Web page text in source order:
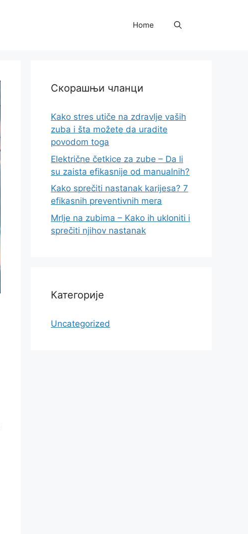
Home
Скорашњи чланци
Kako stres utiče na zdravlje vaših
zuba i šta možete da uradite
povodom toga
Električne četkice za zube – Da li
su zaista efikasnije od manualnih?
Kako sprečiti nastanak karijesa? 7
efikasnih preventivnih mera
Mrlje na zubima – Kako ih ukloniti i
sprečiti njihov nastanak
Категорије
Uncategorized